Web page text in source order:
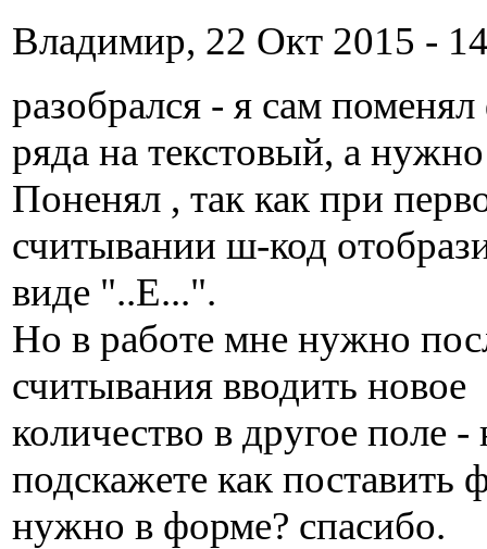
Владимир, 22 Окт 2015 -
разобрался - я сам
ряда на текстовый, а
Поненял , так как при
считывании ш-код
виде "..Е...".
Но в работе мне нужно
считывания вводить новое
количество в другое поле -
подскажете как поставить
нужно в форме? спасибо.